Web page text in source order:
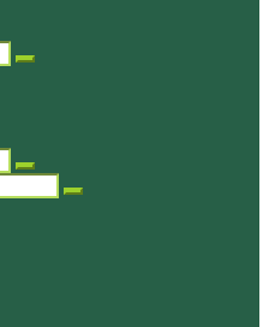
Suchen …
Suchen …
Suchen …